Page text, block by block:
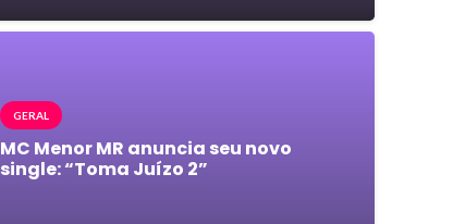
GERAL
MC Menor MR anuncia seu novo
single: “Toma Juízo 2”